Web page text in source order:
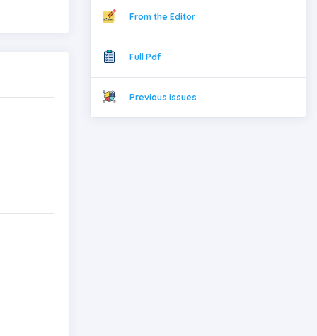
From the Editor
Full Pdf
Previous issues